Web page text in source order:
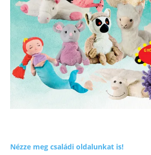
Nézze meg családi oldalunkat is!